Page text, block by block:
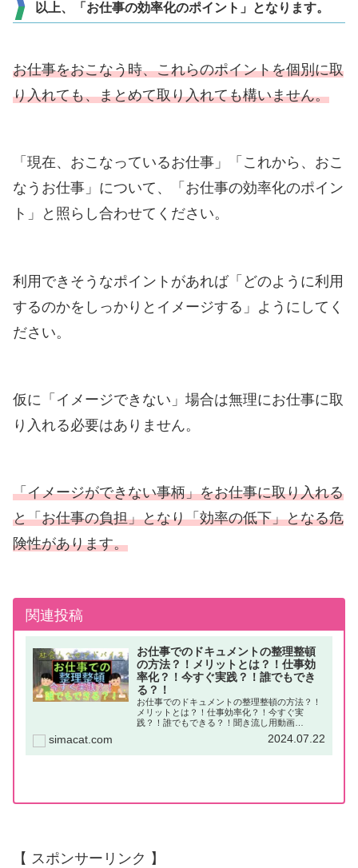
以上、「お仕事の効率化のポイント」となります。
お仕事をおこなう時、これらのポイントを個別に取
り入れても、まとめて取り入れても構いません。
「現在、おこなっているお仕事」「これから、おこ
なうお仕事」について、「お仕事の効率化のポイン
ト」と照らし合わせてください。
利用できそうなポイントがあれば「どのように利用
するのかをしっかりとイメージする」ようにしてく
ださい。
仮に「イメージできない」場合は無理にお仕事に取
り入れる必要はありません。
「イメージができない事柄」をお仕事に取り入れる
と「お仕事の負担」となり「効率の低下」となる危
険性があります。
関連投稿
お仕事でのドキュメントの整理整頓
の方法？！メリットとは？！仕事効
率化？！今すぐ実践？！誰でもでき
る？！
お仕事でのドキュメントの整理整頓の方法？！
メリットとは？！仕事効率化？！今すぐ実
践？！誰でもできる？！聞き流し用動画
（YouTube）はじめにお仕事をしていると、
「資料が溜まってしまう」といった経験をした
事はないでしょうか？「そのうち読む」...
simacat.com 2024.07.22
【 スポンサーリンク 】